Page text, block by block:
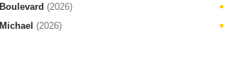
Boulevard (2026)
Michael (2026)